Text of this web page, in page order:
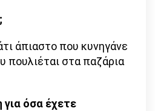
άπιαστο που κυνηγάνε
πουλιέται στα παζάρια
όσα έχετε